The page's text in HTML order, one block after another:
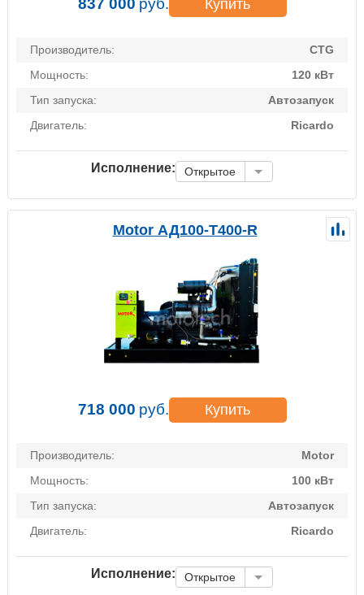
837 000 руб. Купить
Производитель:
CTG
Мощность:
120 кВт
Тип запуска:
Автозапуск
Двигатель:
Ricardo
Исполнение: Открытое
Motor АД100-Т400-R
718 000 руб. Купить
Производитель:
Motor
Мощность:
100 кВт
Тип запуска:
Автозапуск
Двигатель:
Ricardo
Исполнение: Открытое